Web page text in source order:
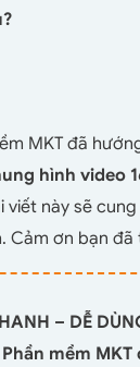
MKT đã
hình video
viết này sẽ
Cảm ơn bạn đã
– DỄ
mềm